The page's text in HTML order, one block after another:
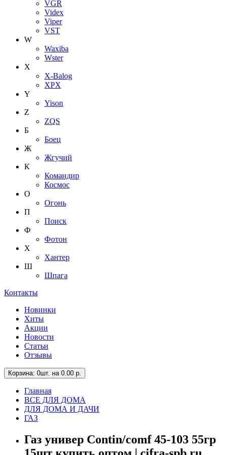
VGR
Videx
Viper
VST
W
Waxiba
Wster
X
X-Balog
XPX
Y
Yison
Z
ZQS
Б
Боец
Ж
Жгучий
К
Командир
Космос
О
Огонь
П
Поиск
Ф
Фотон
Х
Хантер
Ш
Шпага
Контакты
Новинки
Хиты
Акции
Новости
Статьи
Отзывы
Корзина: 0шт. на 0.00 р.
Главная
ВСЕ ДЛЯ ДОМА
ДЛЯ ДОМА И ДАЧИ
ГАЗ
Газ универ Contin/comf 45-103 55гр